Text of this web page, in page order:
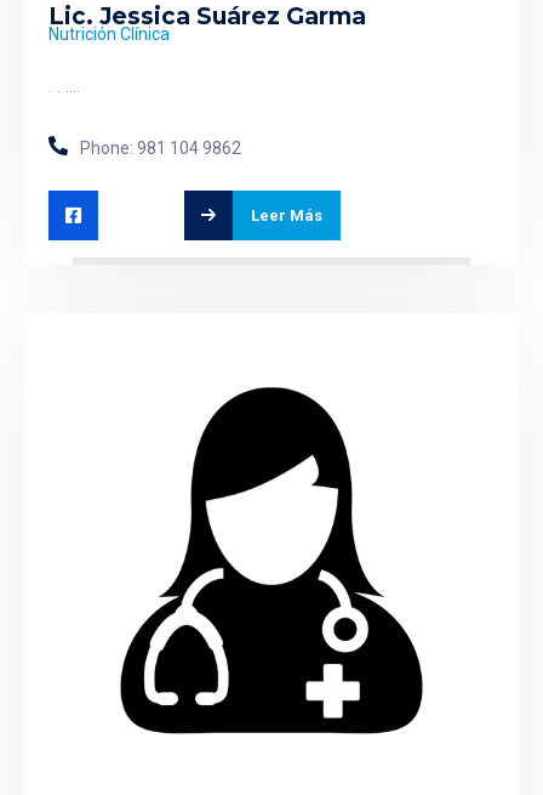
Lic. Jessica Suárez Garma
Nutrición Clínica
Phone: 981 104 9862
Leer Más